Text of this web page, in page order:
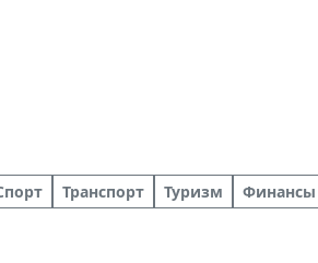
Транспорт Туризм Финансы